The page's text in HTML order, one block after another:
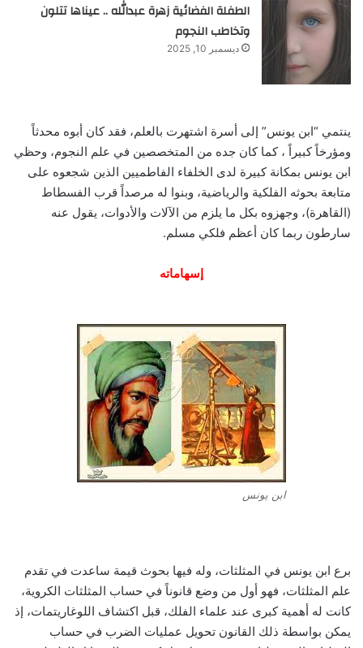
الطفلة الفضائية زهرة عبدالله .. عيناها تتلون
وتخاطب النجوم
ديسمبر 10, 2025
ينتمي “ابن يونس” إلى أسرة اشتهرت بالعلم، فقد كان أبوه محدثاً
ومؤرخاً كبيراً ، كما كان جده من المتخصصين في علم النجوم، وحظي
ابن يونس بمكانة كبيرة لدى الخلفاء الفاطميين الذين شجعوه على
متابعة بحوثه الفلكية والرياضية، وبنوا له مرصداً قرب الفسطاط
(القاهرة)، وجهزوه بكل ما يلزم من الآلات والأدوات، يقول عنه
سارطون ربما كان أعظم فلكي مسلم.
إسهاماته
ابن يونس
برع ابن يونس في المثلثات، وله فيها بحوث قيمة ساعدت في تقدم
علم المثلثات، فهو أول من وضع قانوناً في حساب المثلثات الكروية،
كانت له أهمية كبرى عند علماء الفلك، قبل اكتشاف اللوغاريتمات، إذ
يمكن بواسطة ذلك القانون تحويل عمليات الضرب في حساب